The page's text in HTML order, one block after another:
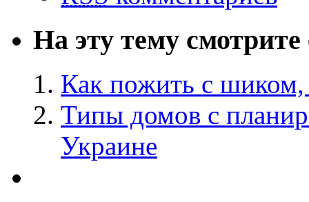
На эту тему
Как пожить с шиком,
Типы домов с
Украине